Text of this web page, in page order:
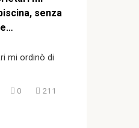
senza
mi ordinò di
0 211